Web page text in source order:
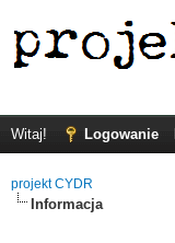
Witaj! Logowanie
projekt CYDR
Informacja